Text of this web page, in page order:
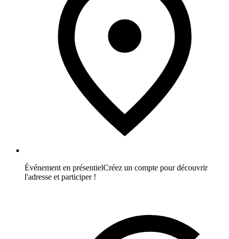
Événement en présentielCréez un compte pour découvrir
l'adresse et participer !